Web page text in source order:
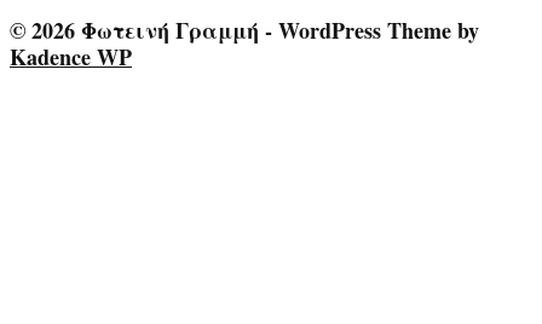
© 2026 Φωτεινή Γραμμή - WordPress Theme by
Kadence WP